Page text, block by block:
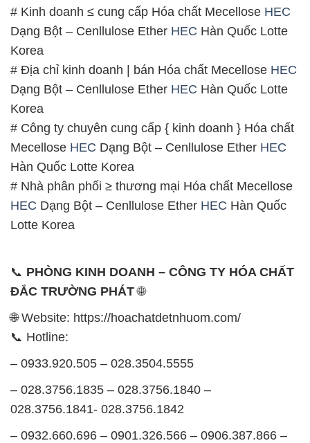
# Kinh doanh ≤ cung cấp Hóa chất Mecellose HEC
Dạng Bột – Cenllulose Ether HEC Hàn Quốc Lotte
Korea
# Địa chỉ kinh doanh | bán Hóa chất Mecellose HEC
Dạng Bột – Cenllulose Ether HEC Hàn Quốc Lotte
Korea
# Công ty chuyên cung cấp { kinh doanh } Hóa chất
Mecellose HEC Dạng Bột – Cenllulose Ether HEC
Hàn Quốc Lotte Korea
# Nhà phân phối ≥ thương mại Hóa chất Mecellose
HEC Dạng Bột – Cenllulose Ether HEC Hàn Quốc
Lotte Korea
📞 PHÒNG KINH DOANH – CÔNG TY HÓA CHẤT
ĐẮC TRƯỜNG PHÁT🌐
🌐 Website: https://hoachatdetnhuom.com/
📞 Hotline:
– 0933.920.505 – 028.3504.5555
– 028.3756.1835 – 028.3756.1840 –
028.3756.1841- 028.3756.1842
– 0932.660.696 – 0901.326.566 – 0906.387.866 –